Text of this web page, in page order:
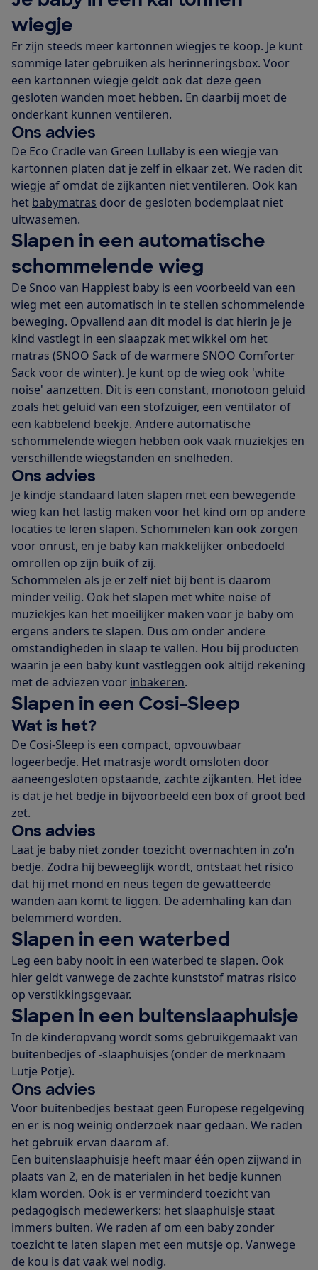
wiegje
Er zijn steeds meer kartonnen wiegjes te koop. Je kunt
sommige later gebruiken als herinneringsbox. Voor
een kartonnen wiegje geldt ook dat deze geen
gesloten wanden moet hebben. En daarbij moet de
onderkant kunnen ventileren.
Ons advies
De Eco Cradle van Green Lullaby is een wiegje van
kartonnen platen dat je zelf in elkaar zet. We raden dit
wiegje af omdat de zijkanten niet ventileren. Ook kan
het babymatras door de gesloten bodemplaat niet
uitwasemen.
Slapen in een automatische
schommelende wieg
De Snoo van Happiest baby is een voorbeeld van een
wieg met een automatisch in te stellen schommelende
beweging. Opvallend aan dit model is dat hierin je je
kind vastlegt in een slaapzak met wikkel om het
matras (SNOO Sack of de warmere SNOO Comforter
Sack voor de winter). Je kunt op de wieg ook 'white
noise' aanzetten. Dit is een constant, monotoon geluid
zoals het geluid van een stofzuiger, een ventilator of
een kabbelend beekje. Andere automatische
schommelende wiegen hebben ook vaak muziekjes en
verschillende wiegstanden en snelheden.
Ons advies
Je kindje standaard laten slapen met een bewegende
wieg kan het lastig maken voor het kind om op andere
locaties te leren slapen. Schommelen kan ook zorgen
voor onrust, en je baby kan makkelijker onbedoeld
omrollen op zijn buik of zij.
Schommelen als je er zelf niet bij bent is daarom
minder veilig. Ook het slapen met white noise of
muziekjes kan het moeilijker maken voor je baby om
ergens anders te slapen. Dus om onder andere
omstandigheden in slaap te vallen. Hou bij producten
waarin je een baby kunt vastleggen ook altijd rekening
met de adviezen voor inbakeren.
Slapen in een Cosi-Sleep
Wat is het?
De Cosi-Sleep is een compact, opvouwbaar
logeerbedje. Het matrasje wordt omsloten door
aaneengesloten opstaande, zachte zijkanten. Het idee
is dat je het bedje in bijvoorbeeld een box of groot bed
zet.
Ons advies
Laat je baby niet zonder toezicht overnachten in zo’n
bedje. Zodra hij beweeglijk wordt, ontstaat het risico
dat hij met mond en neus tegen de gewatteerde
wanden aan komt te liggen. De ademhaling kan dan
belemmerd worden.
Slapen in een waterbed
Leg een baby nooit in een waterbed te slapen. Ook
hier geldt vanwege de zachte kunststof matras risico
op verstikkingsgevaar.
Slapen in een buitenslaaphuisje
In de kinderopvang wordt soms gebruikgemaakt van
buitenbedjes of -slaaphuisjes (onder de merknaam
Lutje Potje).
Ons advies
Voor buitenbedjes bestaat geen Europese regelgeving
en er is nog weinig onderzoek naar gedaan. We raden
het gebruik ervan daarom af.
Een buitenslaaphuisje heeft maar één open zijwand in
plaats van 2, en de materialen in het bedje kunnen
klam worden. Ook is er verminderd toezicht van
pedagogisch medewerkers: het slaaphuisje staat
immers buiten. We raden af om een baby zonder
toezicht te laten slapen met een mutsje op. Vanwege
de kou is dat vaak wel nodig.